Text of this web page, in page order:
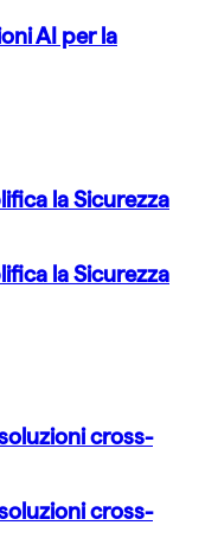
AI per la
la Sicurezza
la Sicurezza
cross-
cross-